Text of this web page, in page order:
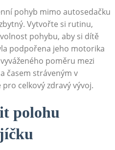
pohyb mimo autosedačku
Vytvořte si rutinu,
pohybu, aby si dítě
podpořena jeho motorika
poměru mezi
časem stráveným v
celkový zdravý vývoj.
polohu